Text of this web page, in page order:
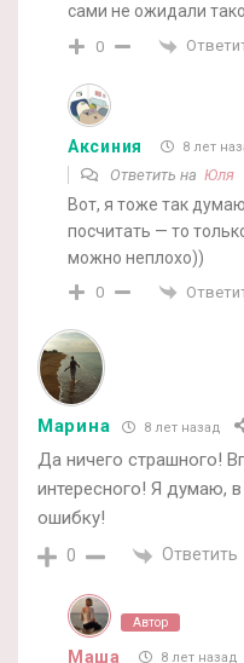
сами не ожидали
0
Аксиния 8 лет
Ответить на Юля
Вот, я тоже так
посчитать — то
можно неплохо))
0
Марина 8 лет назад
Да ничего страшного!
интересного! Я думаю,
ошибку!
0 Ответить
Автор
Маша 8 лет назад